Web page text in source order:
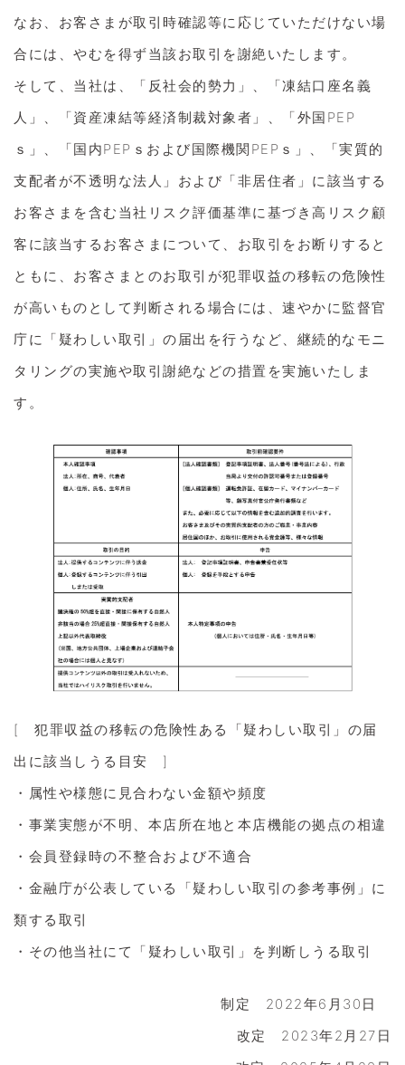
なお、お客さまが取引時確認等に応じていただけない場
合には、やむを得ず当該お取引を謝絶いたします。
そして、当社は、「反社会的勢力」、「凍結口座名義
人」、「資産凍結等経済制裁対象者」、「外国PEP
ｓ」、「国内PEPｓおよび国際機関PEPｓ」、「実質的
支配者が不透明な法人」および「非居住者」に該当する
お客さまを含む当社リスク評価基準に基づき高リスク顧
客に該当するお客さまについて、お取引をお断りすると
ともに、お客さまとのお取引が犯罪収益の移転の危険性
が高いものとして判断される場合には、速やかに監督官
庁に「疑わしい取引」の届出を行うなど、継続的なモニ
タリングの実施や取引謝絶などの措置を実施いたしま
す。
[ 犯罪収益の移転の危険性ある「疑わしい取引」の届
出に該当しうる目安 ]
・属性や様態に見合わない金額や頻度
・事業実態が不明、本店所在地と本店機能の拠点の相違
・会員登録時の不整合および不適合
・金融庁が公表している「疑わしい取引の参考事例」に
類する取引
・その他当社にて「疑わしい取引」を判断しうる取引
制定 2022年6月30日
改定 2023年2月27日